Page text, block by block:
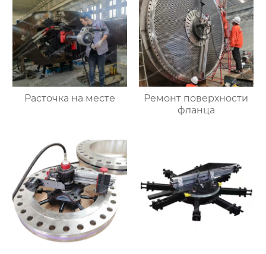
Расточка на месте
Ремонт поверхности
фланца